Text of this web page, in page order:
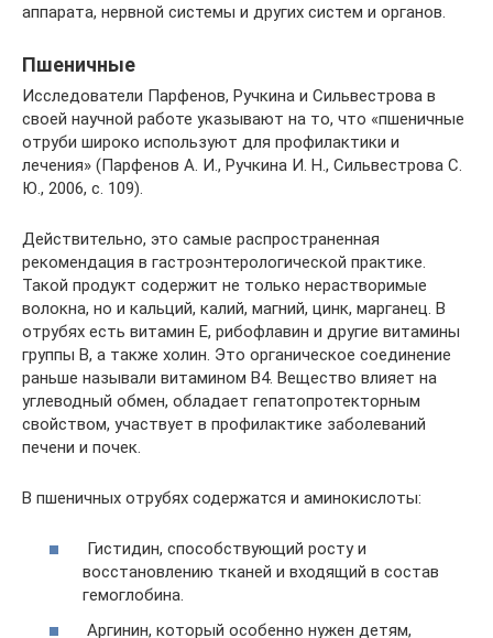
аппарата, нервной системы и других систем и органов.
Пшеничные
Исследователи Парфенов, Ручкина и Сильвестрова в
своей научной работе указывают на то, что «пшеничные
отруби широко используют для профилактики и
лечения» (Парфенов А. И., Ручкина И. Н., Сильвестрова С.
Ю., 2006, с. 109).
Действительно, это самые распространенная
рекомендация в гастроэнтерологической практике.
Такой продукт содержит не только нерастворимые
волокна, но и кальций, калий, магний, цинк, марганец. В
отрубях есть витамин Е, рибофлавин и другие витамины
группы В, а также холин. Это органическое соединение
раньше называли витамином В4. Вещество влияет на
углеводный обмен, обладает гепатопротекторным
свойством, участвует в профилактике заболеваний
печени и почек.
В пшеничных отрубях содержатся и аминокислоты:
Гистидин, способствующий росту и
восстановлению тканей и входящий в состав
гемоглобина.
Аргинин, который особенно нужен детям,